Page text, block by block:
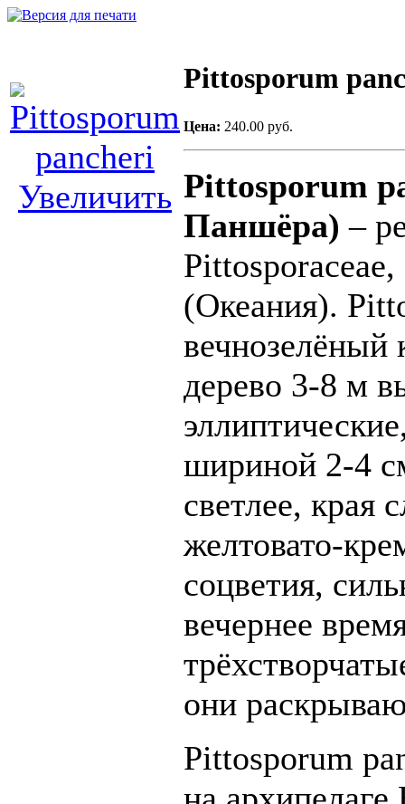
Увеличить
Pittosporum
Цена: 240.00 руб.
Pittosporum
Паншёра) –
(Океания).
вечнозелёный
дерево 3-8 м
шириной 2-4
светлее, края
желтовато-
соцветия,
вечернее
они
Pittosporum